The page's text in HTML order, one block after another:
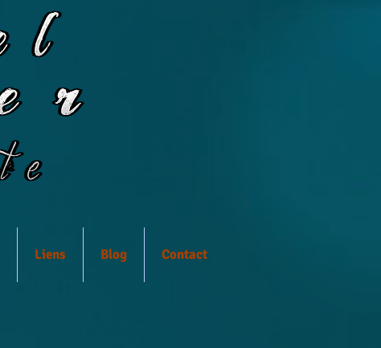
Liens Blog Contact